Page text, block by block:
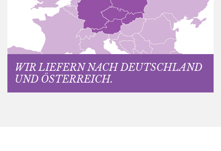
WIR LIEFERN NACH DEUTSCHLAND
UND ÖSTERREICH.